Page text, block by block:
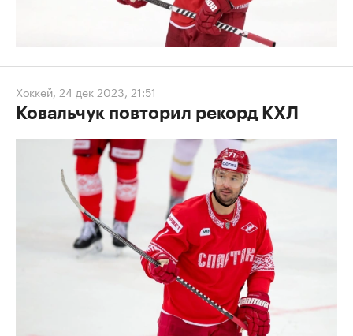
Хоккей, 24 дек 2023, 21:51
Ковальчук повторил рекорд КХЛ